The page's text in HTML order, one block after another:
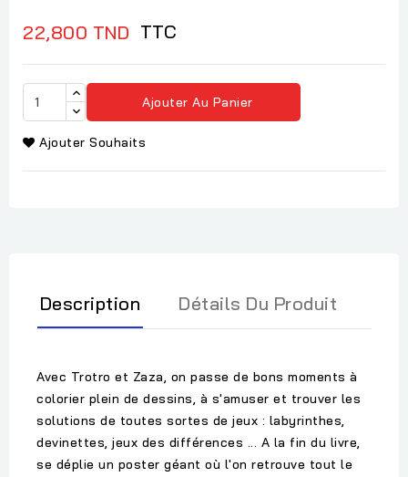
22,800 TND TTC
Ajouter Au Panier
Ajouter Souhaits
Description Détails Du Produit
Avec Trotro et Zaza, on passe de bons moments à
colorier plein de dessins, à s'amuser et trouver les
solutions de toutes sortes de jeux : labyrinthes,
devinettes, jeux des différences ... A la fin du livre,
se déplie un poster géant où l'on retrouve tout le